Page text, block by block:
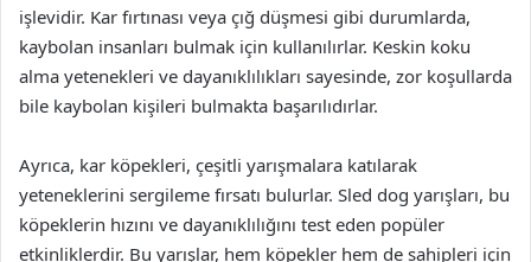
işlevidir. Kar fırtınası veya çığ düşmesi gibi durumlarda,
kaybolan insanları bulmak için kullanılırlar. Keskin koku
alma yetenekleri ve dayanıklılıkları sayesinde, zor koşullarda
bile kaybolan kişileri bulmakta başarılıdırlar.
Ayrıca, kar köpekleri, çeşitli yarışmalara katılarak
yeteneklerini sergileme fırsatı bulurlar. Sled dog yarışları, bu
köpeklerin hızını ve dayanıklılığını test eden popüler
etkinliklerdir. Bu yarışlar, hem köpekler hem de sahipleri için